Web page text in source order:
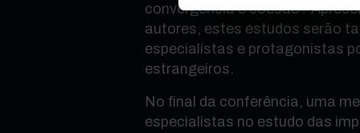
convergência e coesão?
autores, estes estudos serão
especialistas e protagonistas
estrangeiros.
No final da conferência, uma
especialistas no estudo das